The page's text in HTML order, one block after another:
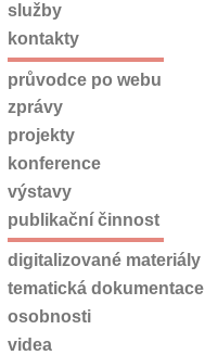
služby
kontakty
průvodce po webu
zprávy
projekty
konference
výstavy
publikační činnost
digitalizované materiály
tematická dokumentace
osobnosti
videa